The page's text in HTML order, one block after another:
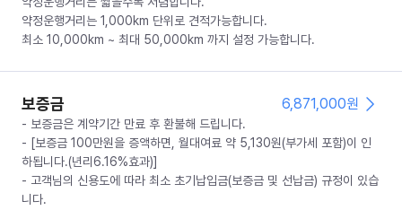
약정운행거리는 1,000km 단위로 견적가능합니다.
최소 10,000km ~ 최대 50,000km 까지 설정 가능합니다.
보증금 6,871,000원
- 보증금은 계약기간 만료 후 환불해 드립니다.
- [보증금 100만원을 증액하면, 월대여료 약 5,130원(부가세 포함)이 인
하됩니다.(년리6.16%효과)]
- 고객님의 신용도에 따라 최소 초기납입금(보증금 및 선납금) 규정이 있습
니다.